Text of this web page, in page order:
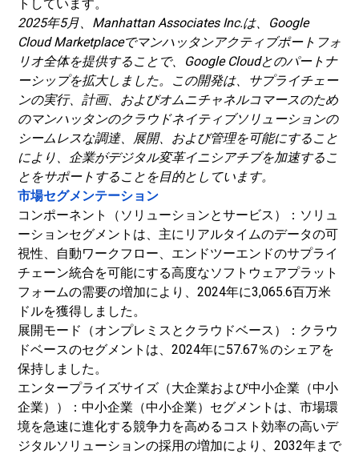
トしています。
2025年5月、Manhattan Associates Inc.は、Google
Cloud Marketplaceでマンハッタンアクティブポートフォ
リオ全体を提供することで、Google Cloudとのパートナ
ーシップを拡大しました。この開発は、サプライチェー
ンの実行、計画、およびオムニチャネルコマースのため
のマンハッタンのクラウドネイティブソリューションの
シームレスな調達、展開、および管理を可能にすること
により、企業がデジタル変革イニシアチブを加速するこ
とをサポートすることを目的としています。
市場セグメンテーション
コンポーネント（ソリューションとサービス）：ソリュ
ーションセグメントは、主にリアルタイムのデータの可
視性、自動ワークフロー、エンドツーエンドのサプライ
チェーン統合を可能にする高度なソフトウェアプラット
フォームの需要の増加により、2024年に3,065.6百万米
ドルを獲得しました。
展開モード（オンプレミスとクラウドベース）：クラウ
ドベースのセグメントは、2024年に57.67％のシェアを
保持しました。
エンタープライズサイズ（大企業および中小企業（中小
企業））：中小企業（中小企業）セグメントは、市場環
境を急速に進化する競争力を高めるコスト効率の高いデ
ジタルソリューションの採用の増加により、2032年まで